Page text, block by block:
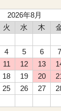
2026年8月
火 水 木
4 5 6 7
11 12 13
18 19 20
25 26 27